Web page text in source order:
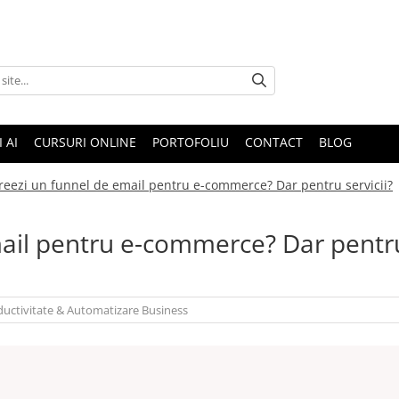
AI CURSURI ONLINE PORTOFOLIU CONTACT BLOG
un funnel de email pentru e-commerce? Dar pentru servicii?
pentru e-commerce? Dar
& Automatizare Business